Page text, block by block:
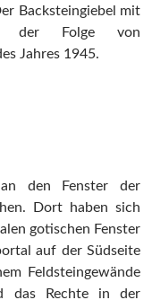
Backsteingiebel mit
der Folge von
Jahres 1945.
an den Fenster der
Dort haben sich
gotischen Fenster
auf der Südseite
Feldsteingewände
das Rechte in der